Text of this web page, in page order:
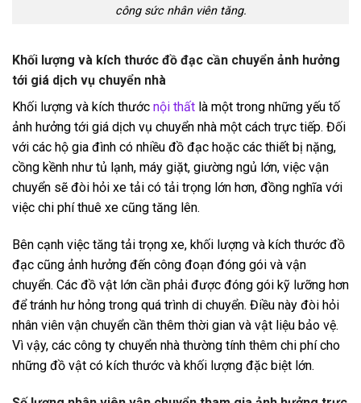
công sức nhân viên tăng.
Khối lượng và kích thước đồ đạc cần chuyển ảnh hưởng
tới giá dịch vụ chuyển nhà
Khối lượng và kích thước nội thất là một trong những yếu tố
ảnh hưởng tới giá dịch vụ chuyển nhà một cách trực tiếp. Đối
với các hộ gia đình có nhiều đồ đạc hoặc các thiết bị nặng,
cồng kềnh như tủ lạnh, máy giặt, giường ngủ lớn, việc vận
chuyển sẽ đòi hỏi xe tải có tải trọng lớn hơn, đồng nghĩa với
việc chi phí thuê xe cũng tăng lên.
Bên cạnh việc tăng tải trọng xe, khối lượng và kích thước đồ
đạc cũng ảnh hưởng đến công đoạn đóng gói và vận
chuyển. Các đồ vật lớn cần phải được đóng gói kỹ lưỡng hơn
để tránh hư hỏng trong quá trình di chuyển. Điều này đòi hỏi
nhân viên vận chuyển cần thêm thời gian và vật liệu bảo vệ.
Vì vậy, các công ty chuyển nhà thường tính thêm chi phí cho
những đồ vật có kích thước và khối lượng đặc biệt lớn.